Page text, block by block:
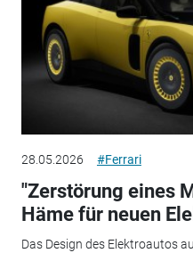
28.05.2026 #Ferrari
"Zerstörung eines
Häme für neuen
Das Design des Elektroautos